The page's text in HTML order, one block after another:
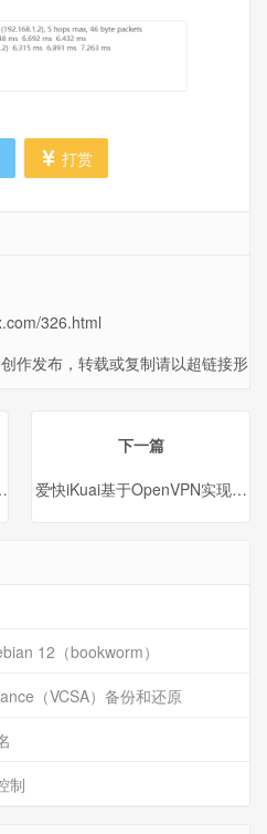
打赏
326.html
创作发布，转载或复制请以超链接形
动态解析
下一篇
爱快iKuai基于OpenVPN实现异地
12（bookworm）
（VCSA）备份和还原
制